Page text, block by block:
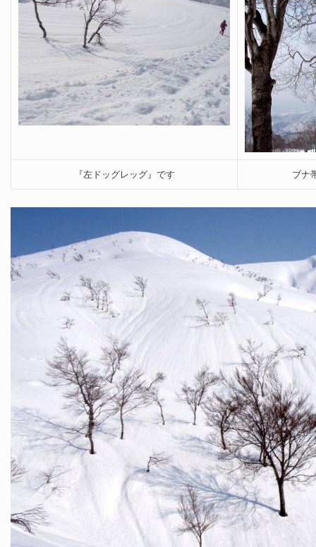
『左ドッグレッグ』です ブナ